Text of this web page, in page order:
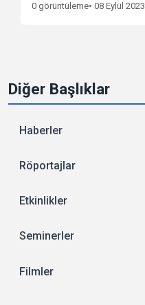
Diğer Başlıklar
Haberler
Röportajlar
Etkinlikler
Seminerler
Filmler
0 görüntüleme• 08 Eylül 2023